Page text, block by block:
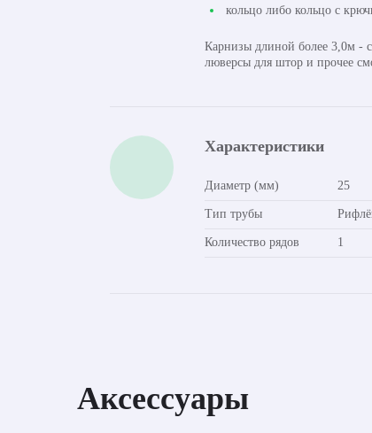
кольцо либо кольцо с
Карнизы длиной более 3,0м -
люверсы для штор и прочее
Характеристики
Диаметр (мм) 25
Тип трубы
Количество рядов 1
Аксессуары